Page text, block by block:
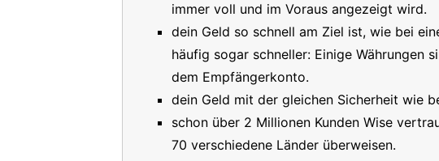
immer voll und im Voraus angezeigt wird.
dein Geld so schnell am Ziel ist, wie bei
häufig sogar schneller: Einige Währungen
dem Empfängerkonto.
dein Geld mit der gleichen Sicherheit wie
schon über 2 Millionen Kunden Wise
70 verschiedene Länder überweisen.